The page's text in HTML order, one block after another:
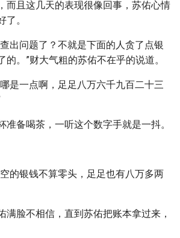
而且这几天的表现很像回事，苏佑心情
。
出问题了？不就是下面的人贪了点银
的。”财大气粗的苏佑不在乎的说道。
是一点啊，足足八万六千九百二十三
准备喝茶，一听这个数字手就是一抖。
的银钱不算零头，足足也有八万多两
满脸不相信，直到苏佑把账本拿过来，